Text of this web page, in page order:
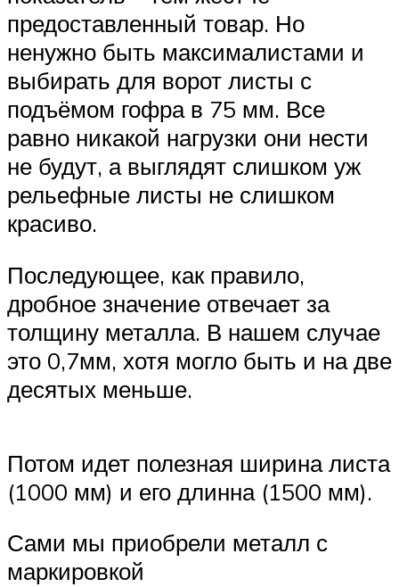
предоставленный товар. Но
ненужно быть максималистами и
выбирать для ворот листы с
подъёмом гофра в 75 мм. Все
равно никакой нагрузки они нести
не будут, а выглядят слишком уж
рельефные листы не слишком
красиво.
Последующее, как правило,
дробное значение отвечает за
толщину металла. В нашем случае
это 0,7мм, хотя могло быть и на две
десятых меньше.
Потом идет полезная ширина листа
(1000 мм) и его длинна (1500 мм).
Сами мы приобрели металл с
маркировкой